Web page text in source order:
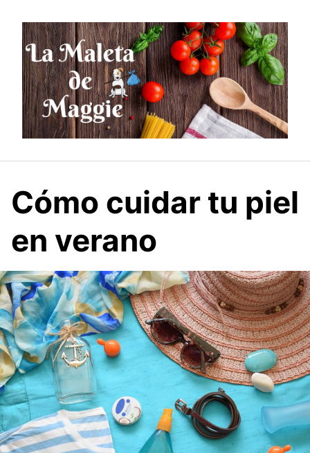
contenido
Cómo cuidar tu piel
en verano